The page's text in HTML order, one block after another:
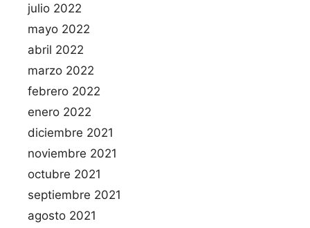
julio 2022
mayo 2022
abril 2022
marzo 2022
febrero 2022
enero 2022
diciembre 2021
noviembre 2021
octubre 2021
septiembre 2021
agosto 2021